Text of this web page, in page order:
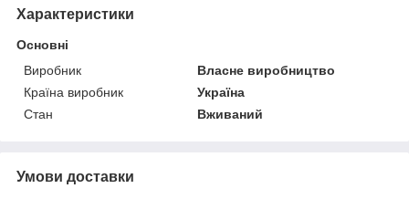
Характеристики
Основні
Виробник
Власне виробництво
Країна виробник
Україна
Стан
Вживаний
Умови доставки